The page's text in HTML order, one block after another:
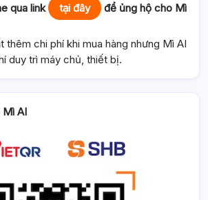
qua link tại đây
để ủng hộ cho Mì
thêm chi phí khi mua hàng nhưng Mì AI
duy trì máy chủ, thiết bị.
AI